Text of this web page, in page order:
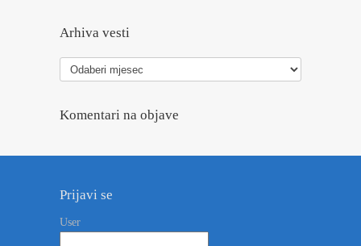
Arhiva vesti
Arhiva
vesti
Komentari na objave
Prijavi se
User